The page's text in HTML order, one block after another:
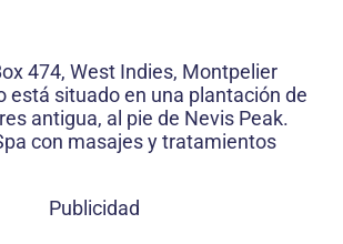
474, West Indies, Montpelier
está situado en una plantación de
antigua, al pie de Nevis Peak.
con masajes y tratamientos
Publicidad